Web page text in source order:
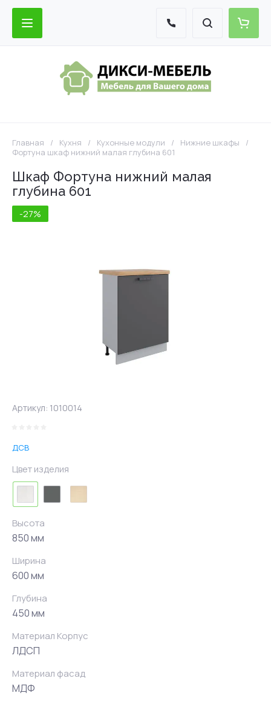
Главная / Кухня / Кухонные модули / Нижние шкафы
/
Фортуна шкаф нижний малая глубина 601
Шкаф Фортуна нижний малая
глубина 601
-27%
Артикул: 1010014
ДСВ
Цвет изделия
Высота
850 мм
Ширина
600 мм
Глубина
450 мм
Материал Корпус
ЛДСП
Материал фасад
МДФ